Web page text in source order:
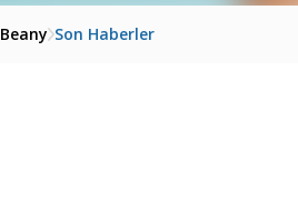
Beany Son Haberler